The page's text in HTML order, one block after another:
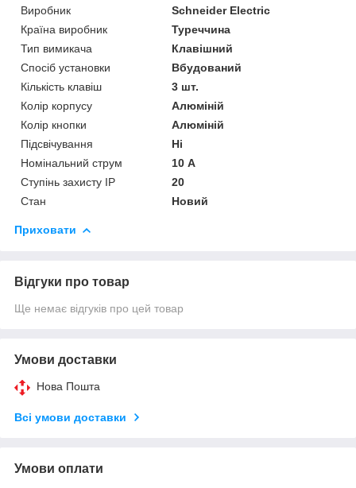
Виробник
Schneider Electric
Країна виробник
Туреччина
Тип вимикача
Клавішний
Спосіб установки
Вбудований
Кількість клавіш
3 шт.
Колір корпусу
Алюміній
Колір кнопки
Алюміній
Підсвічування
Ні
Номінальний струм
10 А
Ступінь захисту IP
20
Стан
Новий
Приховати
Відгуки про товар
Ще немає відгуків про цей товар
Умови доставки
Нова Пошта
Всі умови доставки
Умови оплати